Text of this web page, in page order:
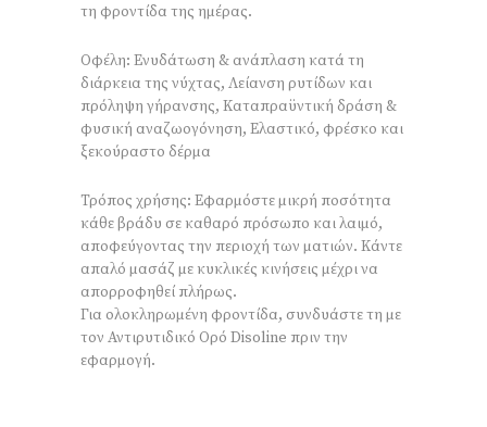
τη φροντίδα της ημέρας.
Οφέλη: Ενυδάτωση & ανάπλαση κατά τη
διάρκεια της νύχτας, Λείανση ρυτίδων και
πρόληψη γήρανσης, Καταπραϋντική δράση &
φυσική αναζωογόνηση, Ελαστικό, φρέσκο και
ξεκούραστο δέρμα
Τρόπος χρήσης: Εφαρμόστε μικρή ποσότητα
κάθε βράδυ σε καθαρό πρόσωπο και λαιμό,
αποφεύγοντας την περιοχή των ματιών. Κάντε
απαλό μασάζ με κυκλικές κινήσεις μέχρι να
απορροφηθεί πλήρως.
Για ολοκληρωμένη φροντίδα, συνδυάστε τη με
τον Αντιρυτιδικό Ορό Disoline πριν την
εφαρμογή.